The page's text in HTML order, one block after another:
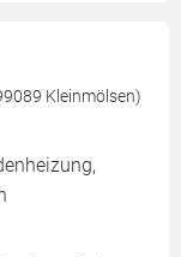
Kleinmölsen)